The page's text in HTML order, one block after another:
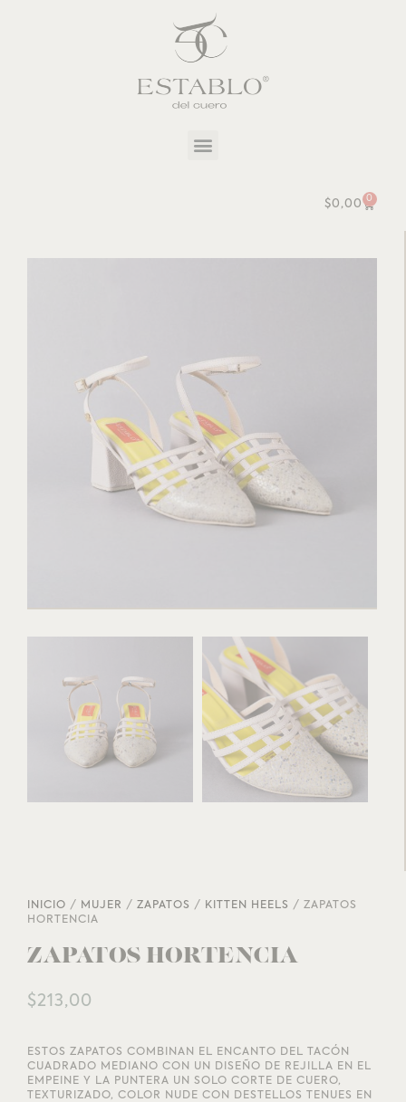
$0,00
0
INICIO / MUJER / ZAPATOS / KITTEN HEELS / ZAPATOS
HORTENCIA
ZAPATOS HORTENCIA
$213,00
ESTOS ZAPATOS COMBINAN EL ENCANTO DEL TACÓN
CUADRADO MEDIANO CON UN DISEÑO DE REJILLA EN EL
EMPEINE Y LA PUNTERA UN SOLO CORTE DE CUERO,
TEXTURIZADO, COLOR NUDE CON DESTELLOS TENUES EN